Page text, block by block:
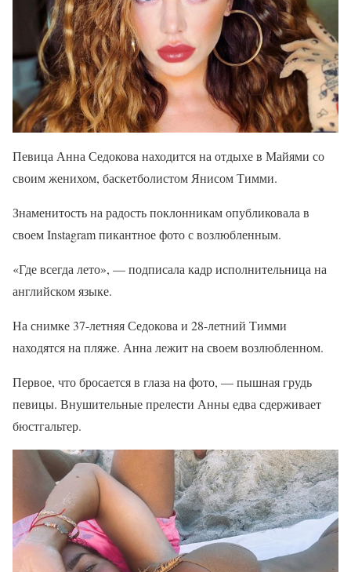
Певица Анна Седокова находится на отдыхе в Майями со
своим женихом, баскетболистом Янисом Тимми.
Знаменитость на радость поклонникам опубликовала в
своем Instagram пикантное фото с возлюбленным.
«Где всегда лето», — подписала кадр исполнительница на
английском языке.
На снимке 37-летняя Седокова и 28-летний Тимми
находятся на пляже. Анна лежит на своем возлюбленном.
Первое, что бросается в глаза на фото, — пышная грудь
певицы. Внушительные прелести Анны едва сдерживает
бюстгальтер.